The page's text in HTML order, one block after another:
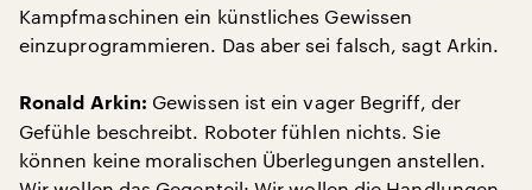
Kampfmaschinen ein künstliches Gewissen
einzuprogrammieren. Das aber sei falsch, sagt Arkin.
Ronald Arkin: Gewissen ist ein vager Begriff, der
Gefühle beschreibt. Roboter fühlen nichts. Sie
können keine moralischen Überlegungen anstellen.